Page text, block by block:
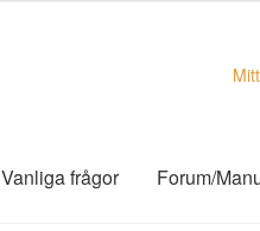
Vanliga frågor Forum/